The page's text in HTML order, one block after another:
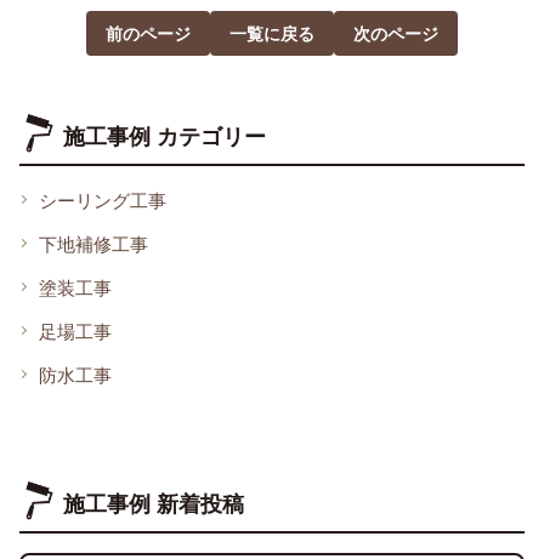
前のページ 一覧に戻る 次のページ
施工事例 カテゴリー
シーリング工事
下地補修工事
塗装工事
足場工事
防水工事
施工事例 新着投稿